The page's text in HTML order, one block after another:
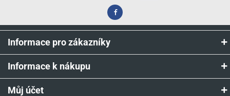
Informace pro zákazníky
Informace k nákupu
Můj účet